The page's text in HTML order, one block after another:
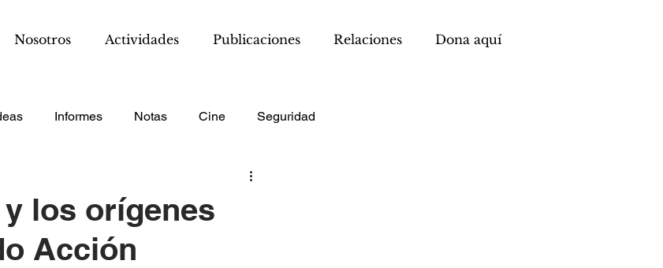
Nosotros Actividades Publicaciones Relaciones Dona aquí
Informes Notas Cine Seguridad
los orígenes
Acción